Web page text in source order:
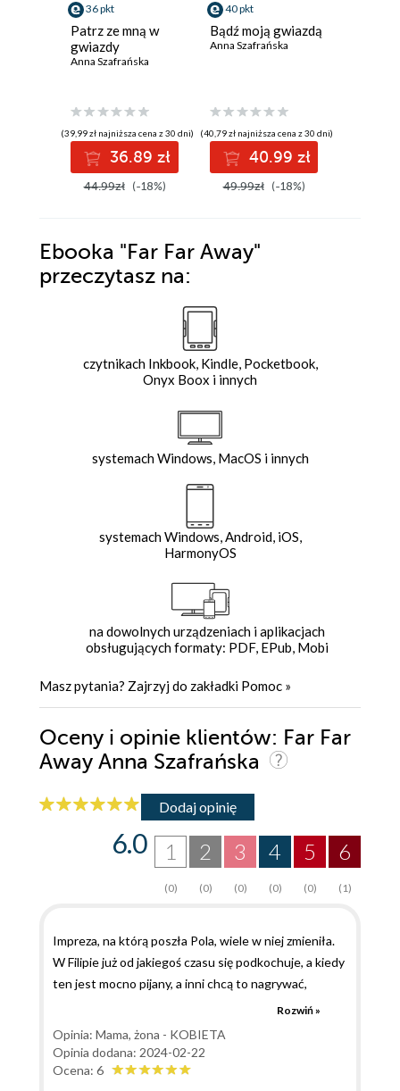
36 pkt
Patrz ze mną w
gwiazdy
Anna Szafrańska
(39,99 zł najniższa cena z 30 dni)
36.89 zł
44.99zł (-18%)
40 pkt
Bądź moją gwiazdą
Anna Szafrańska
(40,79 zł najniższa cena z 30 dni)
40.99 zł
49.99zł (-18%)
Ebooka "Far Far Away"
przeczytasz na:
czytnikach Inkbook, Kindle, Pocketbook,
Onyx Boox i innych
systemach Windows, MacOS i innych
systemach Windows, Android, iOS,
HarmonyOS
na dowolnych urządzeniach i aplikacjach
obsługujących formaty: PDF, EPub, Mobi
Masz pytania? Zajrzyj do zakładki Pomoc »
Oceny i opinie klientów: Far Far
Away Anna Szafrańska
Dodaj opinię
6
(1)
5
(0)
4
(0)
3
(0)
2
(0)
1
(0)
6.0
Impreza, na którą poszła Pola, wiele w niej zmieniła.
W Filipie już od jakiegoś czasu się podkochuje, a kiedy
ten jest mocno pijany, a inni chcą to nagrywać,
postanawia mu pomóc. Nie tylko odgania wszystkich i
to skutecznie, ale również zabiera go z dala od nich
do pokoju. To tam zostaje jej skradziony pocałunek, a
z ust chłopaka padają słowa, które marzyła, aby
Rozwiń »
Opinia: Mama, żona - KOBIETA
Opinia dodana: 2024-02-22
Ocena: 6